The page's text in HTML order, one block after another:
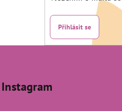
Přihlásit se
Instagram